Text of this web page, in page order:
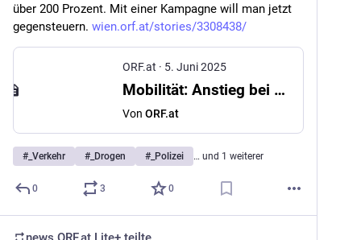
über 200 Prozent. Mit einer Kampagne will man jetzt
gegensteuern. wien.orf.at/stories/3308438/
ORF.at · 5. Juni 2025
Mobilität: Anstieg bei E-Scooter Unfällen unter Drogen
Von ORF.at
# _Verkehr # _Drogen # _Polizei … und 1 weiterer
0 3 0